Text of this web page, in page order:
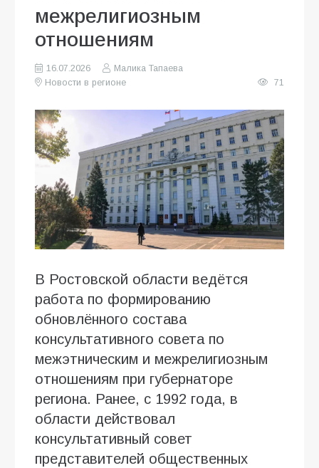
межрелигиозным
отношениям
16.07.2026
Малика Тапаева
Новости в регионе
71
В Ростовской области ведётся
работа по формированию
обновлённого состава
консультативного совета по
межэтническим и межрелигиозным
отношениям при губернаторе
региона. Ранее, с 1992 года, в
области действовал
консультативный совет
представителей общественных